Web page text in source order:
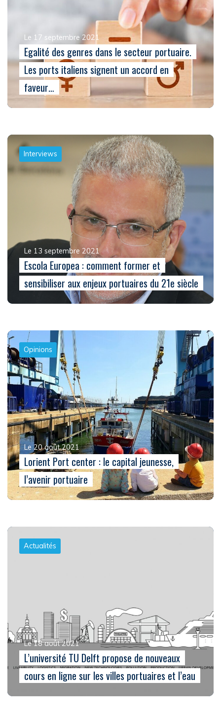
Le 17 septembre 2021
Egalité des genres dans le secteur portuaire.
Les ports italiens signent un accord en
faveur…
Interviews
Le 13 septembre 2021
Escola Europea : comment former et
sensibiliser aux enjeux portuaires du 21e siècle
Opinions
Le 20 août 2021
Lorient Port center : le capital jeunesse,
l’avenir portuaire
Actualités
Le 18 août 2021
L’université TU Delft propose de nouveaux
cours en ligne sur les villes portuaires et l’eau